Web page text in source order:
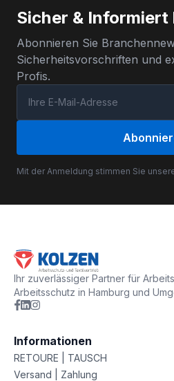
Sicher & Informiert
Abonnieren Sie
Sicherheitsvorschriften und
Profis.
Mit der Anmeldung stimmen Sie
Ihr zuverlässiger Partner für
Arbeitsschutz in Hamburg und
Informationen
RETOURE | TAUSCH
Versand | Zahlung